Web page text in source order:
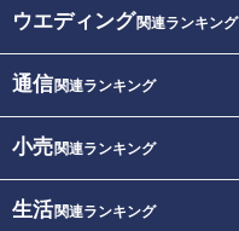
ウエディング関連ランキング
通信関連ランキング
小売関連ランキング
生活関連ランキング